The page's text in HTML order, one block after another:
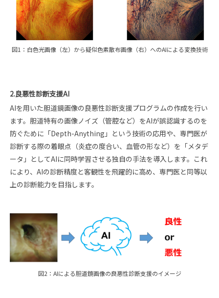
図1：白色光画像（左）から疑似色素散布画像（右）へのAIによる変換技術
2.良悪性診断支援AI
AIを用いた胆道鏡画像の良悪性診断支援プログラムの作成を行い
ます。胆道特有の画像ノイズ（管腔など）をAIが誤認識するのを
防ぐために「Depth-Anything」という技術の応用や、専門医が
診断する際の着眼点（炎症の度合い、血管の形など）を「メタデ
ータ」としてAIに同時学習させる独自の手法を導入します。これ
により、AIの診断精度と客観性を飛躍的に高め、専門医と同等以
上の診断能力を目指します。
図2：AIによる胆道鏡画像の良悪性診断支援のイメージ